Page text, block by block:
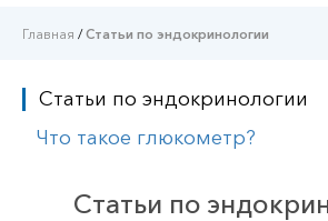
Главная /Статьи по эндокринологии
Статьи по эндокринологии
Что такое глюкометр?
Статьи по